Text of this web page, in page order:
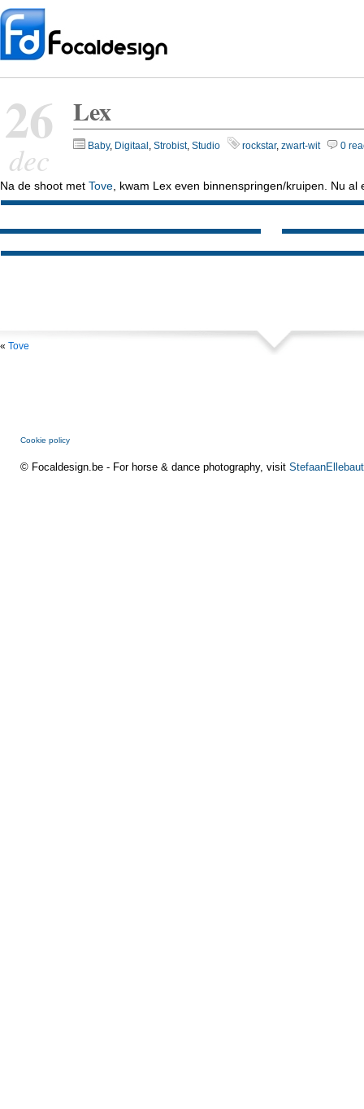
Lex
Baby, Digitaal , Strobist, Studio rockstar, zwart-wit 0
26
dec
Na de shoot met Tove , kwam Lex even binnenspringen/kruipen. Nu al
« Tove
Cookie policy
© Focaldesign.be - For horse & dance photography, visit